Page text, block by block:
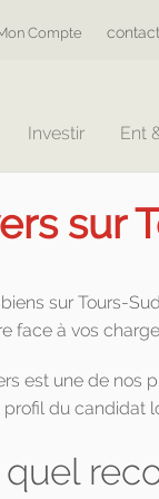
Compte
Investir Ent
sur
sur Tours-
face à vos
est une de nos
du candidat
quel